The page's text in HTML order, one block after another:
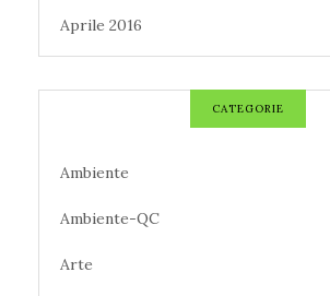
Aprile 2016
CATEGORIE
Ambiente
Ambiente-QC
Arte